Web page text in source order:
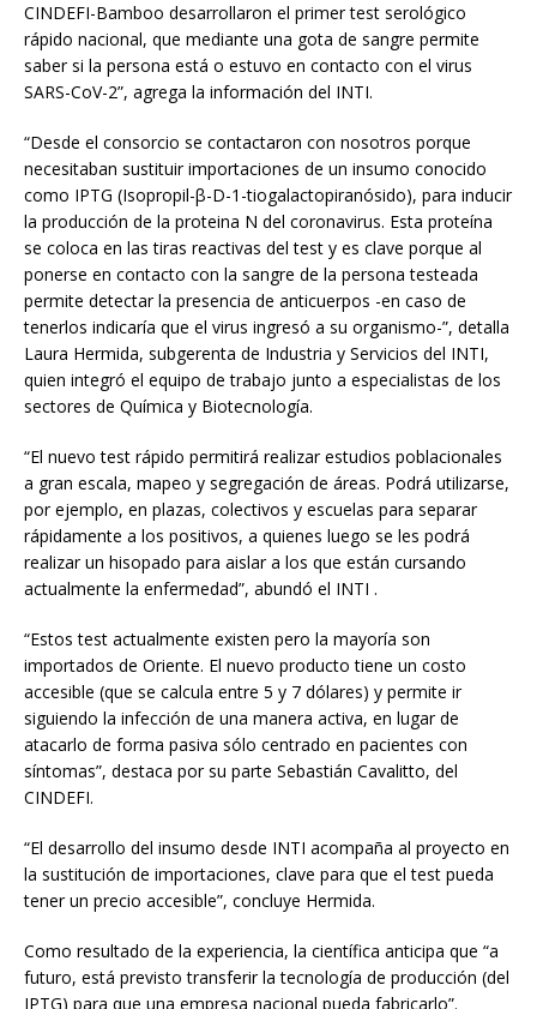
CINDEFI-Bamboo desarrollaron el primer test serológico
rápido nacional, que mediante una gota de sangre permite
saber si la persona está o estuvo en contacto con el virus
SARS-CoV-2”, agrega la información del INTI.
“Desde el consorcio se contactaron con nosotros porque
necesitaban sustituir importaciones de un insumo conocido
como IPTG (Isopropil-β-D-1-tiogalactopiranósido), para inducir
la producción de la proteina N del coronavirus. Esta proteína
se coloca en las tiras reactivas del test y es clave porque al
ponerse en contacto con la sangre de la persona testeada
permite detectar la presencia de anticuerpos -en caso de
tenerlos indicaría que el virus ingresó a su organismo-”, detalla
Laura Hermida, subgerenta de Industria y Servicios del INTI,
quien integró el equipo de trabajo junto a especialistas de los
sectores de Química y Biotecnología.
“El nuevo test rápido permitirá realizar estudios poblacionales
a gran escala, mapeo y segregación de áreas. Podrá utilizarse,
por ejemplo, en plazas, colectivos y escuelas para separar
rápidamente a los positivos, a quienes luego se les podrá
realizar un hisopado para aislar a los que están cursando
actualmente la enfermedad”, abundó el INTI .
“Estos test actualmente existen pero la mayoría son
importados de Oriente. El nuevo producto tiene un costo
accesible (que se calcula entre 5 y 7 dólares) y permite ir
siguiendo la infección de una manera activa, en lugar de
atacarlo de forma pasiva sólo centrado en pacientes con
síntomas”, destaca por su parte Sebastián Cavalitto, del
CINDEFI.
“El desarrollo del insumo desde INTI acompaña al proyecto en
la sustitución de importaciones, clave para que el test pueda
tener un precio accesible”, concluye Hermida.
Como resultado de la experiencia, la científica anticipa que “a
futuro, está previsto transferir la tecnología de producción (del
IPTG) para que una empresa nacional pueda fabricarlo”.